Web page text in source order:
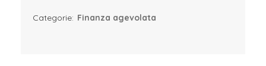
Categorie: Finanza agevolata